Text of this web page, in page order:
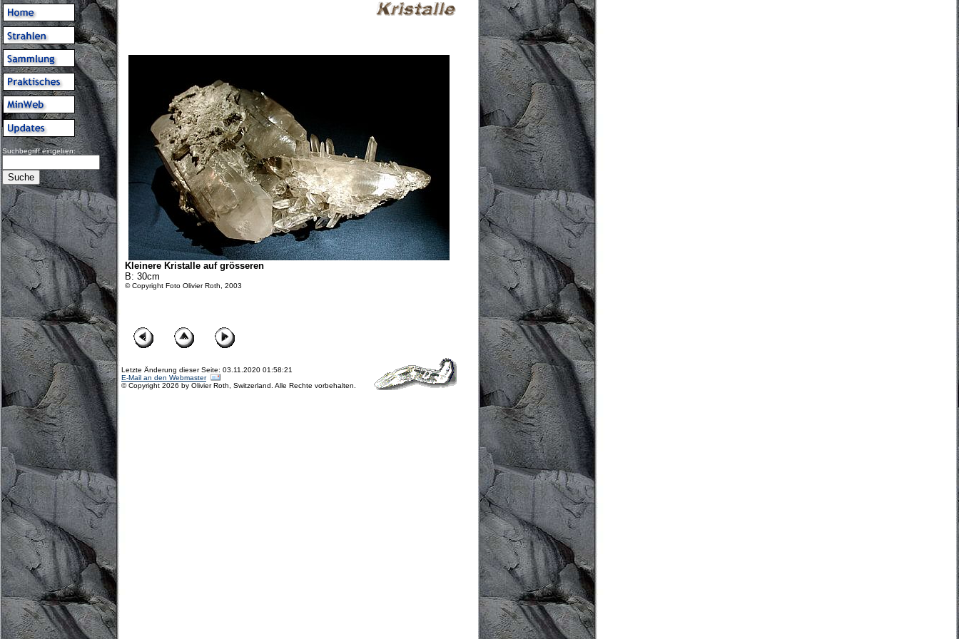
Suchbegriff eingeben:
Kleinere Kristalle auf grösseren
B: 30cm
© Copyright Foto Olivier Roth, 2003
Letzte Änderung dieser Seite: 03.11.2020 01:58:21
E-Mail an den Webmaster
© Copyright 2026 by Olivier Roth, Switzerland. Alle Rechte vorbehalten.